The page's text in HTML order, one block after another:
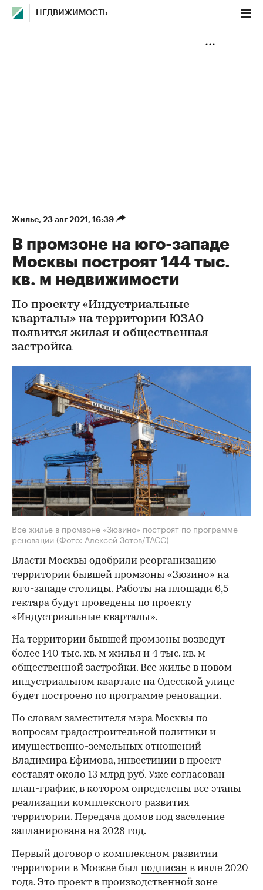
НЕДВИЖИМОСТЬ
Жилье⁠, 23 авг 2021, 16:39
В промзоне на юго-западе
Москвы построят 144 тыс.
кв. м недвижимости
По проекту «Индустриальные
кварталы» на территории ЮЗАО
появится жилая и общественная
застройка
Все жилье в промзоне «Зюзино» построят по программе
реновации (Фото: Алексей Зотов/ТАСС)
Власти Москвы одобрили реорганизацию
территории бывшей промзоны «Зюзино» на
юго-западе столицы. Работы на площади 6,5
гектара будут проведены по проекту
«Индустриальные кварталы».
На территории бывшей промзоны возведут
более 140 тыс. кв. м жилья и 4 тыс. кв. м
общественной застройки. Все жилье в новом
индустриальном квартале на Одесской улице
будет построено по программе реновации.
По словам заместителя мэра Москвы по
вопросам градостроительной политики и
имущественно-земельных отношений
Владимира Ефимова, инвестиции в проект
составят около 13 млрд руб. Уже согласован
план-график, в котором определены все этапы
реализации комплексного развития
территории. Передача домов под заселение
запланирована на 2028 год.
Первый договор о комплексном развитии
территории в Москве был подписан в июле 2020
года. Это проект в производственной зоне